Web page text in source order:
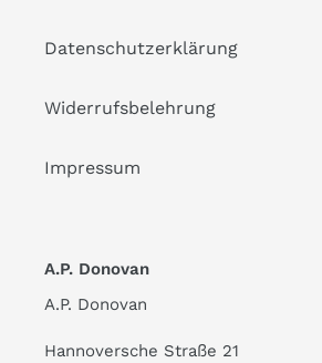
Datenschutzerklärung
Widerrufsbelehrung
Impressum
A.P. Donovan
A.P. Donovan
Hannoversche Straße 21